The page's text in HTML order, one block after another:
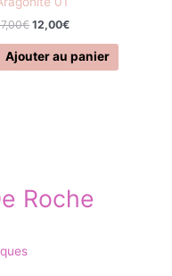
€
17,00€.
12,00€
Ajouter au panier
Roche